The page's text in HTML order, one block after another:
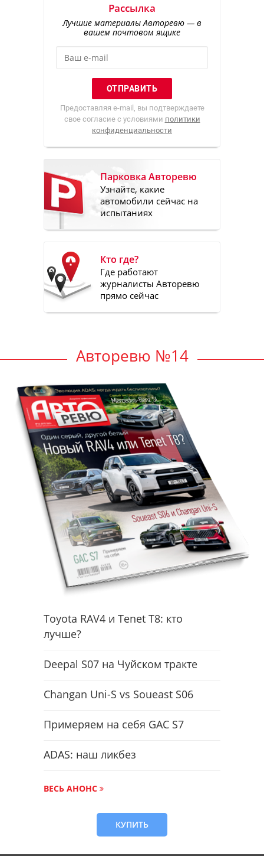
Рассылка
Лучшие материалы Авторевю — в
вашем почтовом ящике
Предоставляя e-mail, вы подтверждаете
свое согласие с условиями политики
конфиденциальности
Парковка Авторевю
Узнайте, какие
автомобили сейчас на
испытаниях
Кто где?
Где работают
журналисты Авторевю
прямо сейчас
Авторевю №14
Toyota RAV4 и Tenet T8: кто
лучше?
Deepal S07 на Чуйском тракте
Changan Uni-S vs Soueast S06
Примеряем на себя GAC S7
ADAS: наш ликбез
ВЕСЬ АНОНС
КУПИТЬ